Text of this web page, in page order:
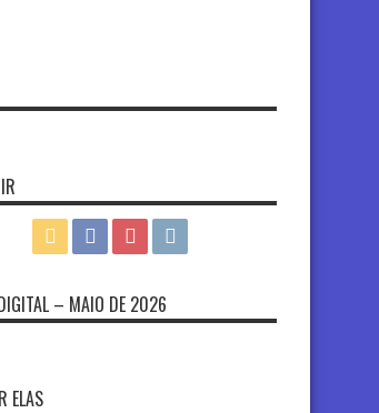
– MAIO DE 2026
ELAS